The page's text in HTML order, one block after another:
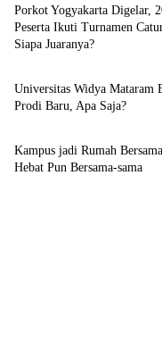
Porkot Yogyakarta Digelar,
Peserta Ikuti Turnamen
Siapa Juaranya?
Kampus
Universitas Widya Mataram
Prodi Baru, Apa Saja?
Kampus
Kampus jadi Rumah
Hebat Pun Bersama-sama